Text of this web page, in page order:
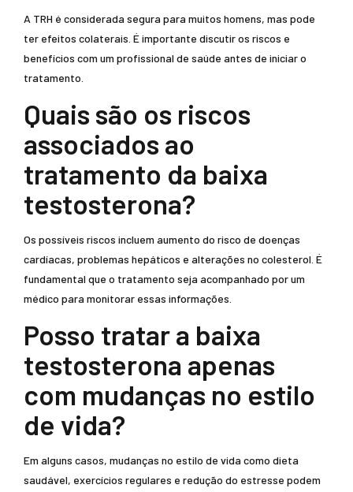
A TRH é considerada segura para muitos homens, mas pode
ter efeitos colaterais. É importante discutir os riscos e
benefícios com um profissional de saúde antes de iniciar o
tratamento.
Quais são os riscos
associados ao
tratamento da baixa
testosterona?
Os possíveis riscos incluem aumento do risco de doenças
cardíacas, problemas hepáticos e alterações no colesterol. É
fundamental que o tratamento seja acompanhado por um
médico para monitorar essas informações.
Posso tratar a baixa
testosterona apenas
com mudanças no estilo
de vida?
Em alguns casos, mudanças no estilo de vida como dieta
saudável, exercícios regulares e redução do estresse podem